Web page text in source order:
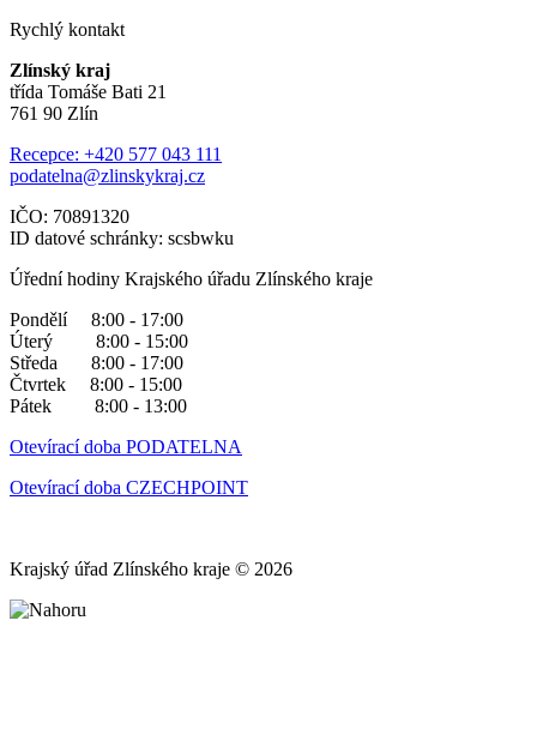
Rychlý kontakt
Zlínský kraj
třída Tomáše Bati 21
761 90 Zlín
Recepce: +420 577 043 111
podatelna@zlinskykraj.cz
IČO: 70891320
ID datové schránky: scsbwku
Úřední hodiny Krajského úřadu Zlínského kraje
Pondělí 8:00 - 17:00
Úterý 8:00 - 15:00
Středa 8:00 - 17:00
Čtvrtek 8:00 - 15:00
Pátek 8:00 - 13:00
Otevírací doba PODATELNA
Otevírací doba CZECHPOINT
Krajský úřad Zlínského kraje © 2026